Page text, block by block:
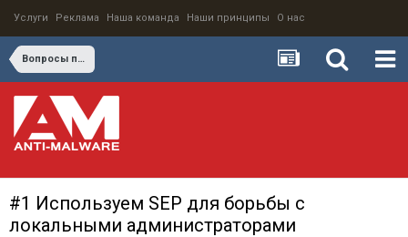
Услуги Реклама Наша команда Наши принципы О нас
Вопросы по Symantec Endpoint Protection
#1 Используем SEP для борьбы с
локальными администраторами